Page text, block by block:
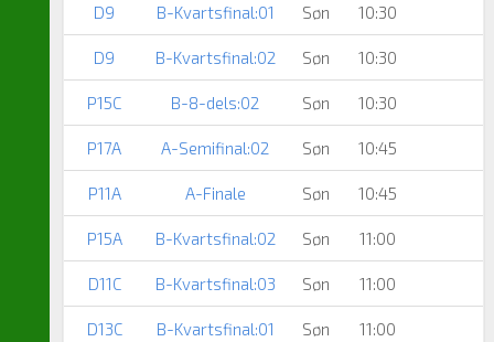
D9 B-Kvartsfinal:01 Søn 10:30
D9 B-Kvartsfinal:02 Søn 10:30
P15C B-8-dels:02 Søn 10:30
P17A A-Semifinal:02 Søn 10:45
P11A A-Finale Søn 10:45
P15A B-Kvartsfinal:02 Søn 11:00
D11C B-Kvartsfinal:03 Søn 11:00
D13C B-Kvartsfinal:01 Søn 11:00